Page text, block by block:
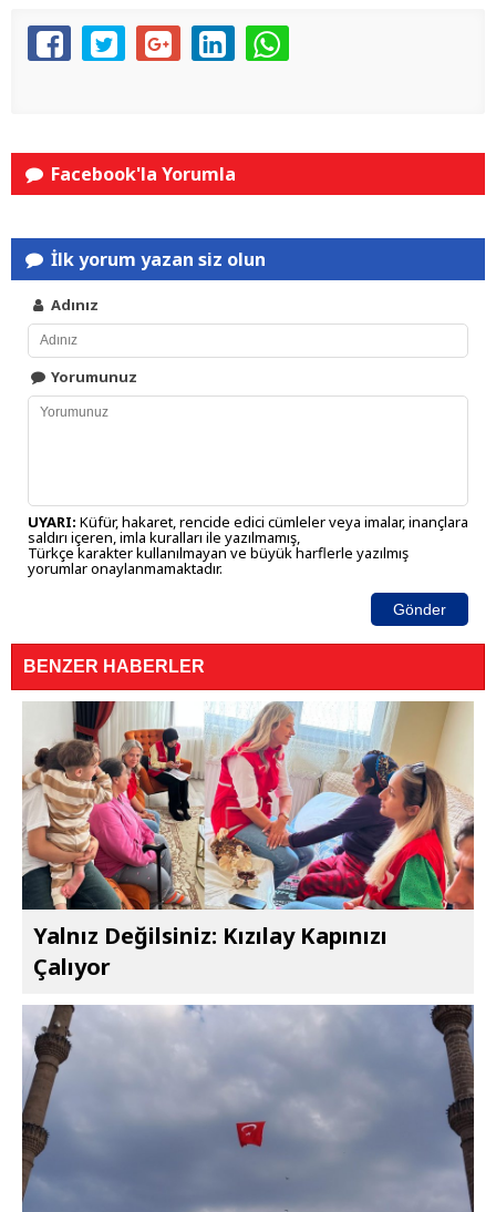
Facebook'la Yorumla
İlk yorum yazan siz olun
Adınız
Yorumunuz
UYARI: Küfür, hakaret, rencide edici cümleler veya imalar, inançlara
saldırı içeren, imla kuralları ile yazılmamış,
Türkçe karakter kullanılmayan ve büyük harflerle yazılmış
yorumlar onaylanmamaktadır.
Gönder
BENZER HABERLER
Yalnız Değilsiniz: Kızılay Kapınızı
Çalıyor